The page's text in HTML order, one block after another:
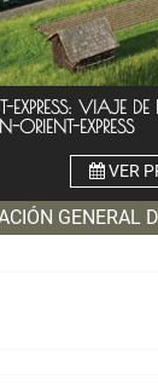
VIAJE DE
EXPRESS
VER
GENERAL